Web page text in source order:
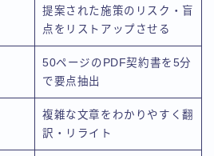
提案された施策のリスク・盲
点をリストアップさせる
50ページのPDF契約書を5分
で要点抽出
複雑な文章をわかりやすく翻
訳・リライト